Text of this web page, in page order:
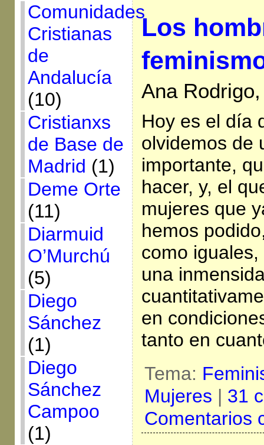
Comunidades
Cristianas
de
Andalucía
(10)
Cristianxs
de Base de
Madrid (1)
Deme Orte
(11)
Diarmuid
O’Murchú
(5)
Diego
Sánchez
(1)
Diego
Sánchez
Campoo
(1)
Los
Ana
Hoy es el día
olvidemos de
importante,
hacer, y, el
mujeres que
hemos
como
una
en
tanto en
Tema:
Mujeres | 31
Comentarios